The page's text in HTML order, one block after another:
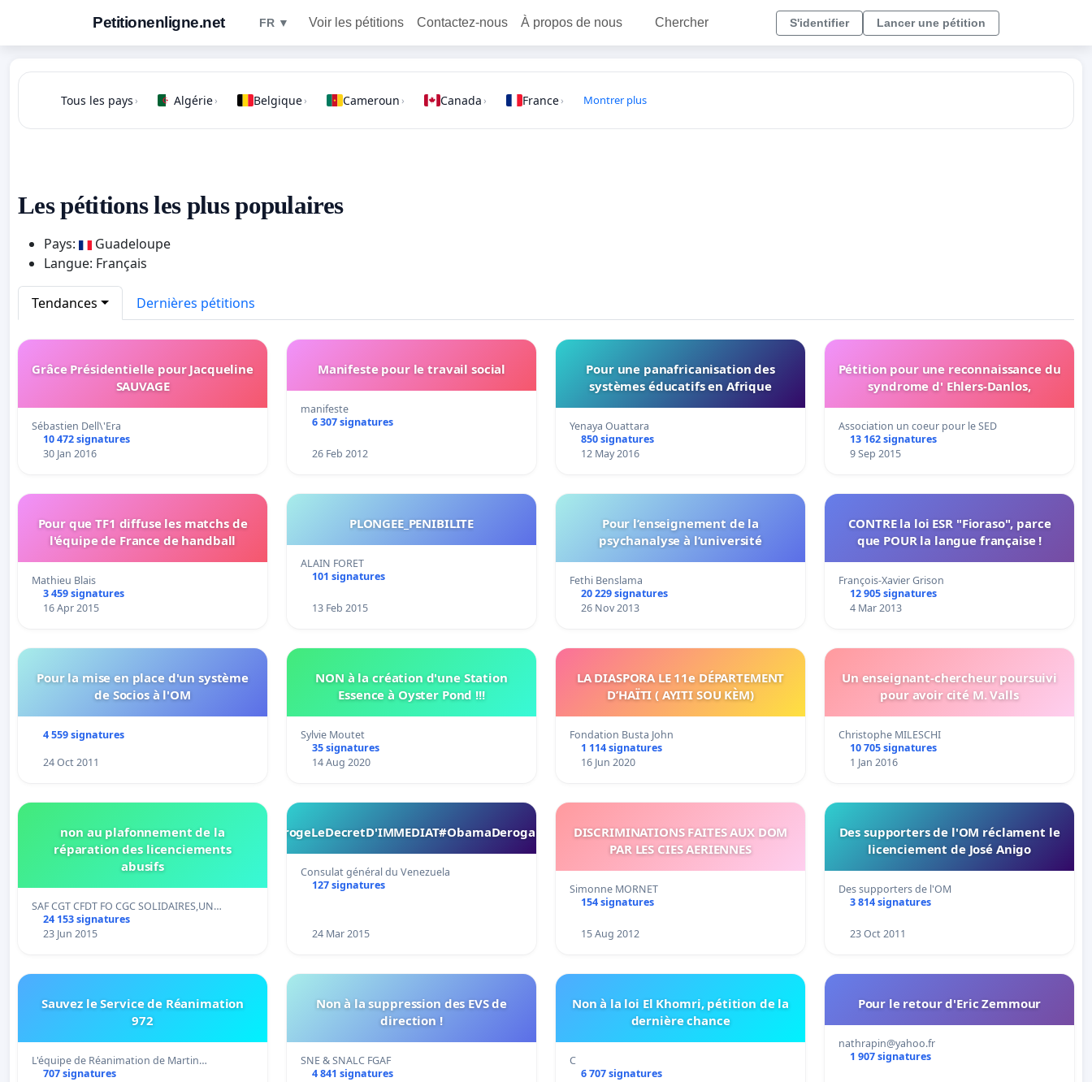
Petitionenligne.net FR ▼ Voir les pétitions Contactez-nous À propos de nous Chercher S'identifier Lancer une pétition
Tous les pays › Algérie› Belgique› Cameroun › Canada › France› Montrer plus
Les pétitions les plus populaires
Pays:
Guadeloupe
Langue: Français
Tendances Dernières pétitions
Grâce Présidentielle pour Jacqueline
SAUVAGE
Sébastien Dell\'Era
10 472 signatures
30 Jan 2016
Manifeste pour le travail social
manifeste
6 307 signatures
26 Feb 2012
Pour une panafricanisation des
systèmes éducatifs en Afrique
Yenaya Ouattara
850 signatures
12 May 2016
Pétition pour une reconnaissance du
syndrome d' Ehlers-Danlos,
Association un coeur pour le SED
13 162 signatures
9 Sep 2015
Pour que TF1 diffuse les matchs de
l'équipe de France de handball
Mathieu Blais
3 459 signatures
16 Apr 2015
PLONGEE_PENIBILITE
ALAIN FORET
101 signatures
13 Feb 2015
Pour l’enseignement de la
psychanalyse à l’université
Fethi Benslama
20 229 signatures
26 Nov 2013
CONTRE la loi ESR "Fioraso", parce
que POUR la langue française !
François-Xavier Grison
12 905 signatures
4 Mar 2013
Pour la mise en place d'un système
de Socios à l'OM
4 559 signatures
24 Oct 2011
NON à la création d'une Station
Essence à Oyster Pond !!!
Sylvie Moutet
35 signatures
14 Aug 2020
LA DIASPORA LE 11e DÉPARTEMENT
D’HAÏTI ( AYITI SOU KÈM)
Fondation Busta John
1 114 signatures
16 Jun 2020
Un enseignant-chercheur poursuivi
pour avoir cité M. Valls
Christophe MILESCHI
10 705 signatures
1 Jan 2016
non au plafonnement de la
réparation des licenciements
abusifs
SAF CGT CFDT FO CGC SOLIDAIRES,UN…
24 153 signatures
23 Jun 2015
#ObamaAbrogeLeDecretD'IMMEDIAT#ObamaDerogaElDecretoYA
Consulat général du Venezuela
127 signatures
24 Mar 2015
DISCRIMINATIONS FAITES AUX DOM
PAR LES CIES AERIENNES
Simonne MORNET
154 signatures
15 Aug 2012
Des supporters de l'OM réclament le
licenciement de José Anigo
Des supporters de l'OM
3 814 signatures
23 Oct 2011
Sauvez le Service de Réanimation
972
L'équipe de Réanimation de Martin…
707 signatures
Non à la suppression des EVS de
direction !
SNE & SNALC FGAF
4 841 signatures
Non à la loi El Khomri, pétition de la
dernière chance
C
6 707 signatures
Pour le retour d'Eric Zemmour
nathrapin@yahoo.fr
1 907 signatures